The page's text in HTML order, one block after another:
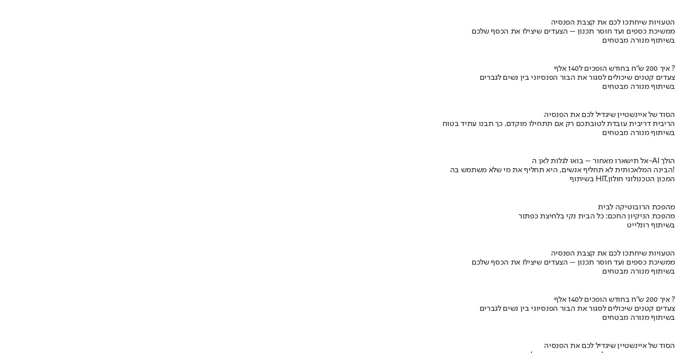
הטעויות שיחתכו לכם את קצבת הפנסיה
ממשיכת כספים ועד חוסר תכנון – הצעדים שיצילו את הכסף שלכם
בשיתוף מנורה מבטחים
איך 200 ש"ח בחודש הופכים ל140 אלף ?
צעדים קטנים שיכולים לסגור את הבור הפנסיוני בין נשים לגברים
בשיתוף מנורה מבטחים
הסוד של איינשטיין שיגדיל לכם את הפנסיה
הריבית דריבית עובדת לטובתכם רק אם תתחילו מוקדם. כך תבנו עתיד בטוח
בשיתוף מנורה מבטחים
אל תישארו מאחור – בואו לגלות לאן ה-AI הולך
הבינה המלאכותית לא תחליף אנשים, היא תחליף את מי שלא משתמש בה!
בשיתוף HIT,המכון הטכנולוגי חולון
מהפכת הרובוטיקה לבית
מהפכת הניקיון החכם: כל הבית נקי בלחיצת כפתור
בשיתוף רונלייט
הטעויות שיחתכו לכם את קצבת הפנסיה
ממשיכת כספים ועד חוסר תכנון – הצעדים שיצילו את הכסף שלכם
בשיתוף מנורה מבטחים
איך 200 ש"ח בחודש הופכים ל140 אלף ?
צעדים קטנים שיכולים לסגור את הבור הפנסיוני בין נשים לגברים
בשיתוף מנורה מבטחים
הסוד של איינשטיין שיגדיל לכם את הפנסיה